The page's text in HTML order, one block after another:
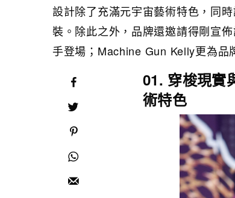
設計除了充滿元宇宙藝術特色，同
裝。除此之外，品牌還邀請得剛宣
手登場；Machine Gun Kelly更為品
01. 穿梭現實
術特色